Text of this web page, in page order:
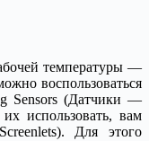
температуры —
воспользоваться
Sensors (Датчики —
использовать, вам
Для этого